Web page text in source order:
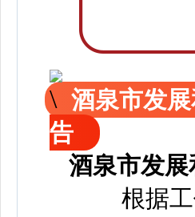
酒泉市发
告
酒泉市发
根据工作